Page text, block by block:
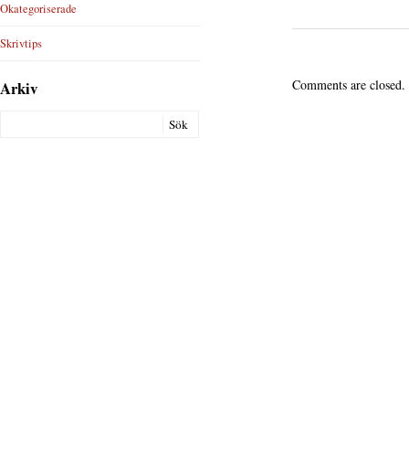
Comments are closed.
Okategoriserade
Skrivtips
Arkiv